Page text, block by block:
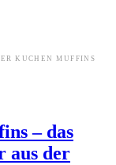
KUCHEN
MUFFINS
– das
aus der